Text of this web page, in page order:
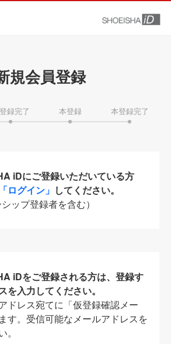
規会員登録
録完了 本登録 本登録完了
iDにご登録いただいている方
「ログイン」 してください。
ップ登録者を含む）
iDをご登録される方は、登録す
を入力してください。
ドレス宛てに「仮登録確認メー
す。受信可能なメールアドレスを